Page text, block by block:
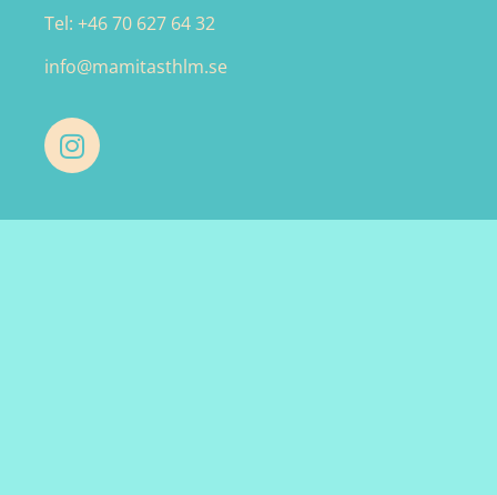
Tel: +46 70 627 64 32
info@mamitasthlm.se